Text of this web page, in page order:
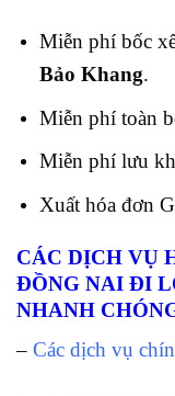
Miễn phí bốc
Bảo Khang.
Miễn phí toàn
Miễn phí lưu
Xuất hóa đơn
CÁC DỊCH VỤ
ĐỒNG NAI ĐI
NHANH
– Các dịch vụ